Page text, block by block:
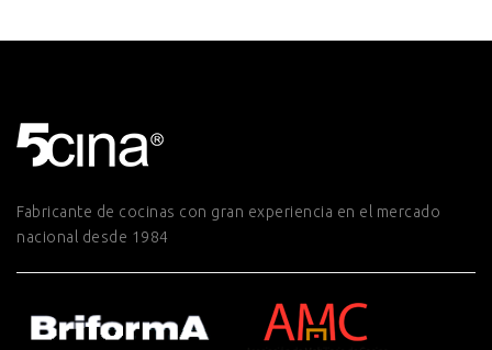
Fabricante de cocinas con gran experiencia en el mercado
nacional desde 1984